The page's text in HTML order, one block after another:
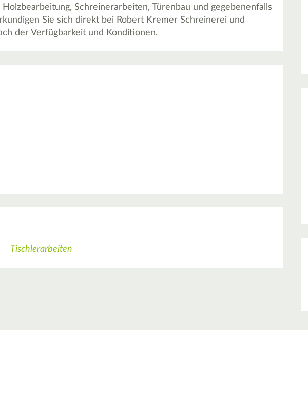
Schreinerarbeiten, Türenbau und gegebenenfalls
Sie sich direkt bei Robert Kremer Schreinerei und
der Verfügbarkeit und Konditionen.
Tischlerarbeiten